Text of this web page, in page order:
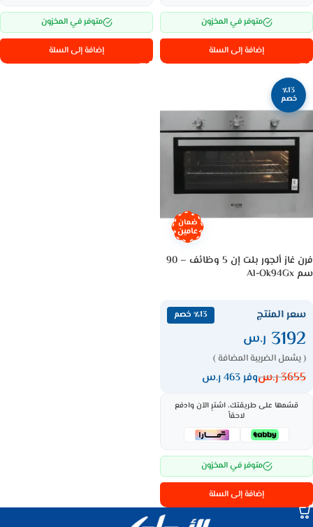
متوفر في المخزون
إضافة إلى السلة
متوفر في المخزون
إضافة إلى السلة
٪13
خصم
ضمان
عامين
فرن غاز ألجور بلت إن 5 وظائف – 90
سم Al-Ok94Gx
سعر المنتج ٪13 خصم
3192 ر.س
( يشمل الضريبة المضافة )
3655ر.سوفر 463 ر.س
قسّمها على طريقتك، اشترِ الآن وادفع
لاحقاً
متوفر في المخزون
إضافة إلى السلة